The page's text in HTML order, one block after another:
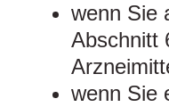
wenn Sie
Abschnitt
wenn Sie